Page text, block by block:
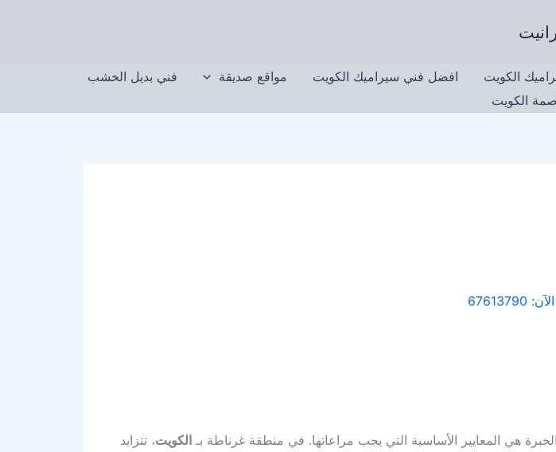
الكويت افضل فني سيراميك الكويت مواقع صديقة
فني بديل الخشب
الكويت
هي المعايير الأساسية التي يجب مراعاتها. في منطقة غرناطة بـ الكويت، تتزايد